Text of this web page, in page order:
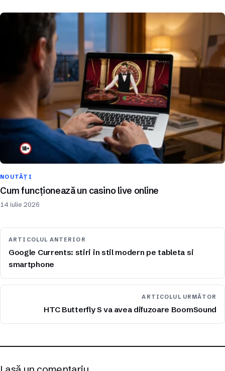
NOUTĂȚI
Cum funcționează un casino live online
14 iulie 2026
ARTICOLUL ANTERIOR
Google Currents: stiri in stil modern pe tableta si
smartphone
ARTICOLUL URMĂTOR
HTC Butterfly S va avea difuzoare BoomSound